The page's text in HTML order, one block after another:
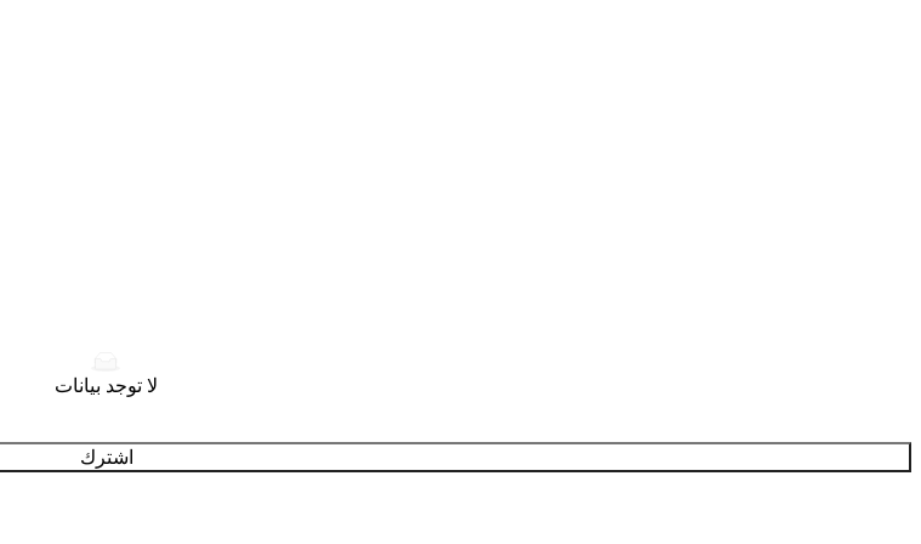
لا توجد بيانات
اشترك